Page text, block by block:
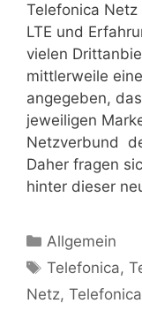
Telefonica
LTE und
vielen
mittlerweile
angegeben,
jeweiligen
Netzverbund
Daher fragen
hinter dieser
Kategorien
Allgemein
Schlagwörter
Telefonica,
Netz,